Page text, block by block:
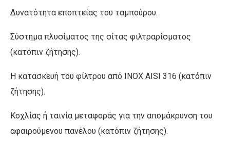
Δυνατότητα εποπτείας του ταμπούρου.
Σύστημα πλυσίματος της σίτας φιλτραρίσματος
(κατόπιν ζήτησης).
H κατασκευή του φίλτρου από ΙΝΟΧ AISI 316 (κατόπιν
ζήτησης).
Kοχλίας ή ταινία μεταφοράς για την απομάκρυνση του
αφαιρούμενου πανέλου (κατόπιν ζήτησης).